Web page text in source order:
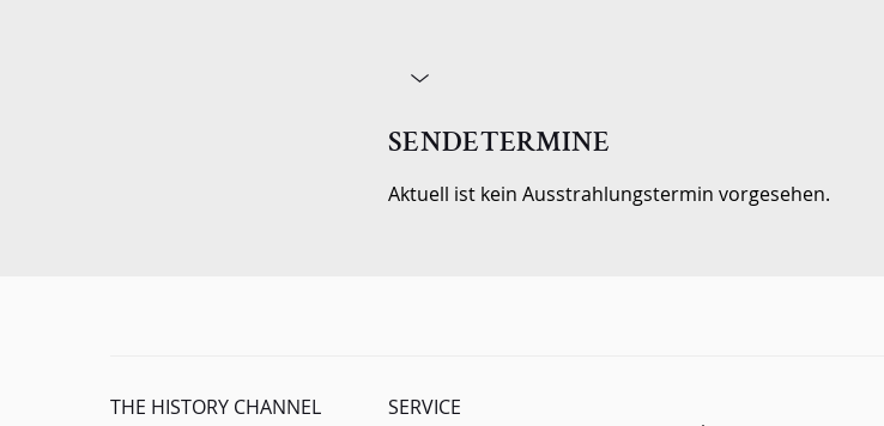
SENDETERMINE
Aktuell ist kein Ausstrahlungstermin vorgesehen.
THE HISTORY CHANNEL SERVICE